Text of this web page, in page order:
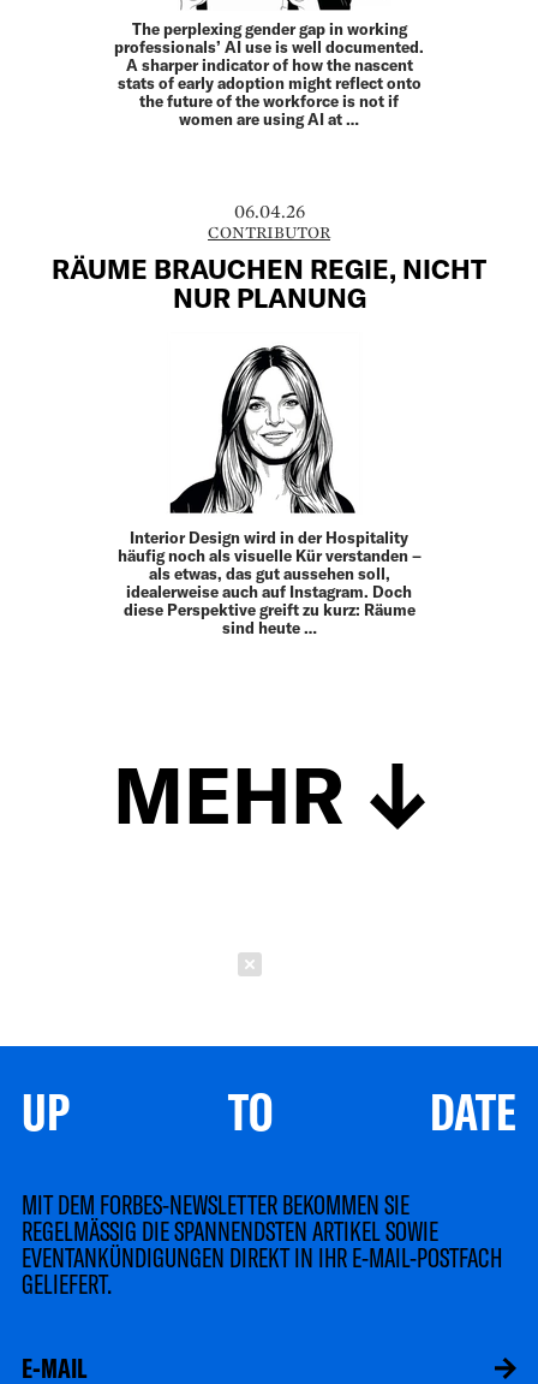
The perplexing gender gap in working
professionals’ AI use is well documented.
A sharper indicator of how the nascent
stats of early adoption might reflect onto
the future of the workforce is not if
women are using AI at …
06.04.26
CONTRIBUTOR
RÄUME BRAUCHEN REGIE, NICHT
NUR PLANUNG
Interior Design wird in der Hos­pitality
häufig noch als visuelle Kür ­verstanden –
als ­etwas, das gut aussehen soll,
idealerweise auch auf Insta­gram. Doch
diese Perspektive greift zu kurz: Räume
sind heute …
MEHR
UP TO DATE
MIT DEM FORBES-NEWSLETTER BEKOMMEN SIE
REGELMÄSSIG DIE SPANNENDSTEN ARTIKEL SOWIE
EVENTANKÜNDIGUNGEN DIREKT IN IHR E-MAIL-POSTFACH
GELIEFERT.